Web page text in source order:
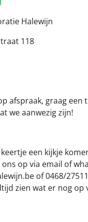
Halewijn
118
afspraak, graag een
we aanwezig zijn!
een kijkje
op via email of
of 0468/
zien wat er nog op